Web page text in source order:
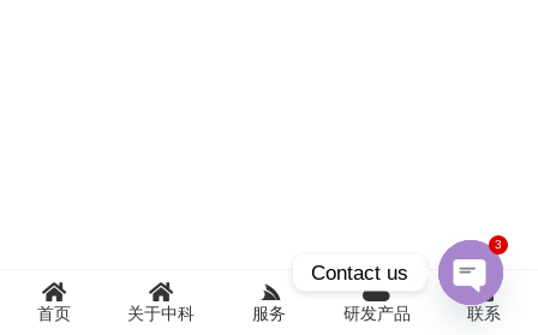
首页 关于中科 服务 研发产品 联系
Contact us
Open
3